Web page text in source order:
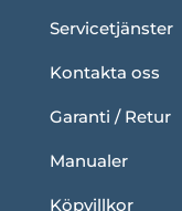
Servicetjänster
Kontakta oss
Garanti / Retur
Manualer
Köpvillkor